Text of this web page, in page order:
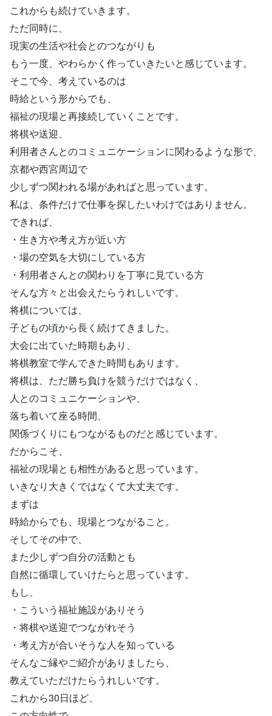
これからも続けていきます。
ただ同時に、
現実の生活や社会とのつながりも
もう一度、やわらかく作っていきたいと感じています。
そこで今、考えているのは
時給という形からでも、
福祉の現場と再接続していくことです。
将棋や送迎、
利用者さんとのコミュニケーションに関わるような形で、
京都や西宮周辺で
少しずつ関われる場があればと思っています。
私は、条件だけで仕事を探したいわけではありません。
できれば、
・生き方や考え方が近い方
・場の空気を大切にしている方
・利用者さんとの関わりを丁寧に見ている方
そんな方々と出会えたらうれしいです。
将棋については、
子どもの頃から長く続けてきました。
大会に出ていた時期もあり、
将棋教室で学んできた時間もあります。
将棋は、ただ勝ち負けを競うだけではなく、
人とのコミュニケーションや、
落ち着いて座る時間、
関係づくりにもつながるものだと感じています。
だからこそ、
福祉の現場とも相性があると思っています。
いきなり大きくではなくて大丈夫です。
まずは
時給からでも、現場とつながること。
そしてその中で、
また少しずつ自分の活動とも
自然に循環していけたらと思っています。
もし、
・こういう福祉施設がありそう
・将棋や送迎でつながれそう
・考え方が合いそうな人を知っている
そんなご縁やご紹介がありましたら、
教えていただけたらうれしいです。
これから30日ほど、